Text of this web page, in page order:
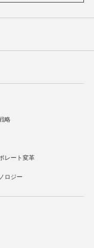
略
レート変革
ロジー